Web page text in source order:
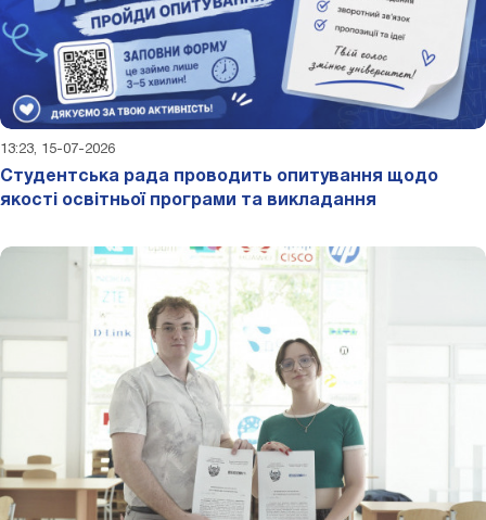
13:23, 15-07-2026
Студентська рада проводить опитування щодо
якості освітньої програми та викладання